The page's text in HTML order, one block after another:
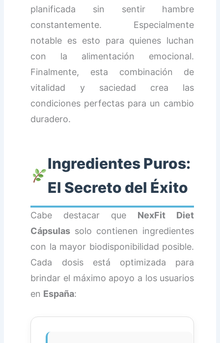
planificada sin sentir hambre
constantemente. Especialmente
notable es esto para quienes luchan
con la alimentación emocional.
Finalmente, esta combinación de
vitalidad y saciedad crea las
condiciones perfectas para un cambio
duradero.
Ingredientes Puros:
El Secreto del Éxito
Cabe destacar que NexFit Diet
Cápsulas solo contienen ingredientes
con la mayor biodisponibilidad posible.
Cada dosis está optimizada para
brindar el máximo apoyo a los usuarios
en España: